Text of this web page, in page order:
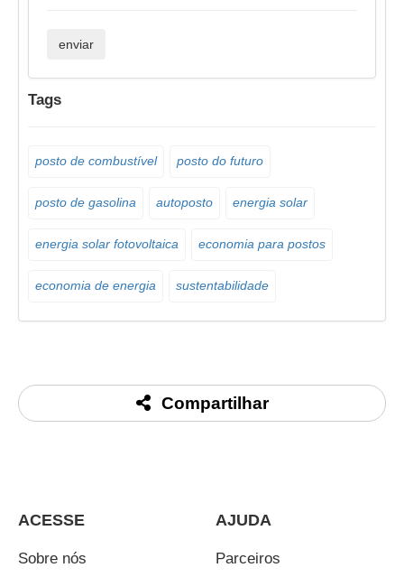
Tags
posto de combustível posto do futuro
posto de gasolina autoposto energia solar
energia solar fotovoltaica economia para postos
economia de energia sustentabilidade
Compartilhar
ACESSE
Sobre nós
AJUDA
Parceiros